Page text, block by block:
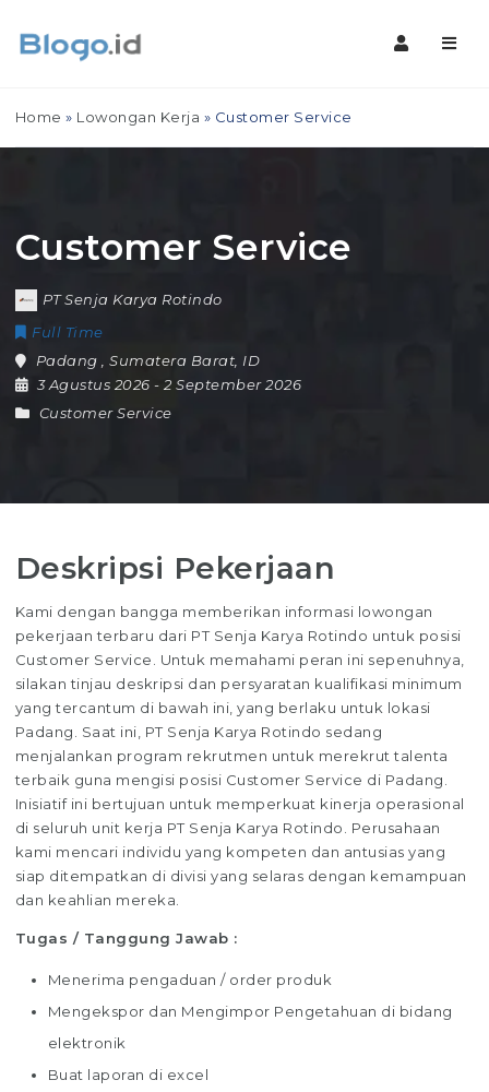
Home » Lowongan Kerja » Customer Service
Customer Service
PT Senja Karya Rotindo
Full Time
Padang
,Sumatera Barat ID
3 Agustus 2026- 2 September 2026
Customer Service
Deskripsi Pekerjaan
Kami dengan bangga memberikan informasi lowongan
pekerjaan terbaru dari PT Senja Karya Rotindo untuk posisi
Customer Service. Untuk memahami peran ini sepenuhnya,
silakan tinjau deskripsi dan persyaratan kualifikasi minimum
yang tercantum di bawah ini, yang berlaku untuk lokasi
Padang. Saat ini, PT Senja Karya Rotindo sedang
menjalankan program rekrutmen untuk merekrut talenta
terbaik guna mengisi posisi Customer Service di Padang.
Inisiatif ini bertujuan untuk memperkuat kinerja operasional
di seluruh unit kerja PT Senja Karya Rotindo. Perusahaan
kami mencari individu yang kompeten dan antusias yang
siap ditempatkan di divisi yang selaras dengan kemampuan
dan keahlian mereka.
Tugas / Tanggung Jawab :
Menerima pengaduan / order produk
Mengekspor dan Mengimpor Pengetahuan di bidang
elektronik
Buat laporan di excel